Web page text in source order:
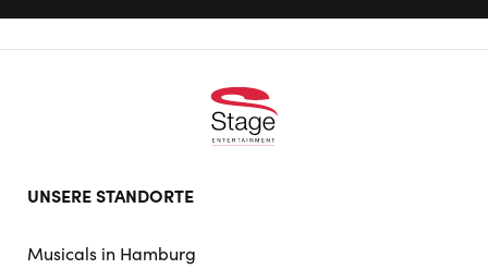
doormat
UNSERE STANDORTE
Musicals in Hamburg